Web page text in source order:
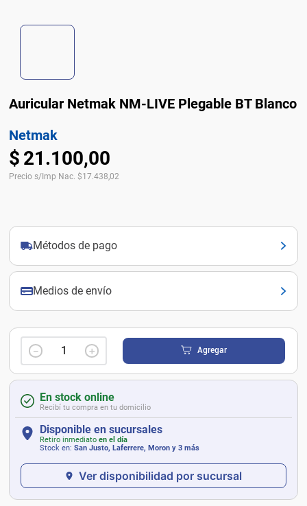
Auricular Netmak NM-LIVE Plegable BT Blanco
Netmak
$ 21.100,00
Precio s/Imp Nac. $17.438,02
Métodos de pago
Medios de envío
＋
－ Agregar
En stock online
Recibí tu compra en tu domicilio
Disponible en sucursales
Retiro inmediato en el día
Stock en: San Justo, Laferrere, Moron y 3 más
Ver disponibilidad por sucursal